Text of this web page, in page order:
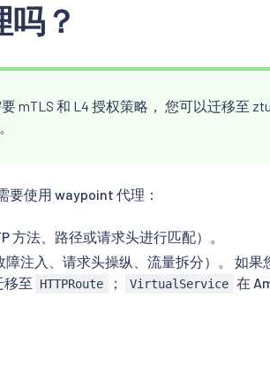
？
mTLS 和 L4 授权策略， 您可以迁移至
要使用 waypoint 代理：
方法、路径或请求头进行匹配）。
障注入、请求头操纵、流量拆分）。 如果
移至 HTTPRoute ； VirtualService 在